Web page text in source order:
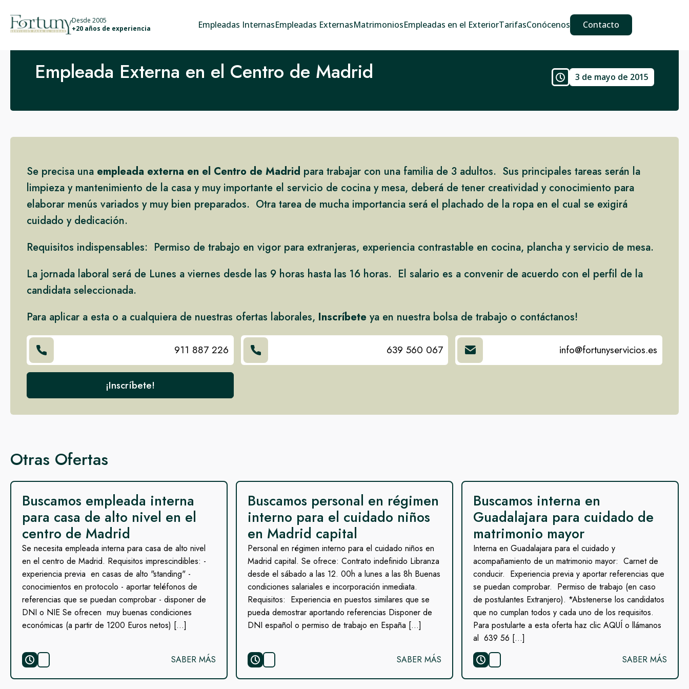
Desde 2005
+20 años de experiencia
Empleadas InternasEmpleadas ExternasMatrimoniosEmpleadas en el ExteriorTarifasConócenos Contacto
Empleada Externa en el Centro de Madrid 3 de mayo de 2015
Se precisa una empleada externa en el Centro de Madrid para trabajar con una familia de 3 adultos. Sus principales tareas serán la
limpieza y mantenimiento de la casa y muy importante el servicio de cocina y mesa, deberá de tener creatividad y conocimiento para
elaborar menús variados y muy bien preparados. Otra tarea de mucha importancia será el plachado de la ropa en el cual se exigirá
cuidado y dedicación.
Requisitos indispensables: Permiso de trabajo en vigor para extranjeras, experiencia contrastable en cocina, plancha y servicio de mesa.
La jornada laboral será de Lunes a viernes desde las 9 horas hasta las 16 horas. El salario es a convenir de acuerdo con el perfil de la
candidata seleccionada.
Para aplicar a esta o a cualquiera de nuestras ofertas laborales, Inscríbete ya en nuestra bolsa de trabajo o contáctanos!
911 887 226 639 560 067 info@fortunyservicios.es
¡Inscríbete!
Otras Ofertas
Buscamos empleada interna
para casa de alto nivel en el
centro de Madrid
Se necesita empleada interna para casa de alto nivel
en el centro de Madrid. Requisitos imprescindibles: -
experiencia previa en casas de alto "standing" -
conocimientos en protocolo - aportar teléfonos de
referencias que se puedan comprobar - disponer de
DNI o NIE Se ofrecen muy buenas condiciones
económicas (a partir de 1200 Euros netos) […]
SABER MÁS
Buscamos personal en régimen
interno para el cuidado niños
en Madrid capital
Personal en régimen interno para el cuidado niños en
Madrid capital. Se ofrece: Contrato indefinido Libranza
desde el sábado a las 12. 00h a lunes a las 8h Buenas
condiciones salariales e incorporación inmediata.
Requisitos: Experiencia en puestos similares que se
pueda demostrar aportando referencias Disponer de
DNI español o permiso de trabajo en España […]
SABER MÁS
Buscamos interna en
Guadalajara para cuidado de
matrimonio mayor
Interna en Guadalajara para el cuidado y
acompañamiento de un matrimonio mayor: Carnet de
conducir. Experiencia previa y aportar referencias que
se puedan comprobar. Permiso de trabajo (en caso
de postulantes Extranjero). *Abstenerse los candidatos
que no cumplan todos y cada uno de los requisitos.
Para postularte a esta oferta haz clic AQUÍ o llámanos
al 639 56 […]
SABER MÁS